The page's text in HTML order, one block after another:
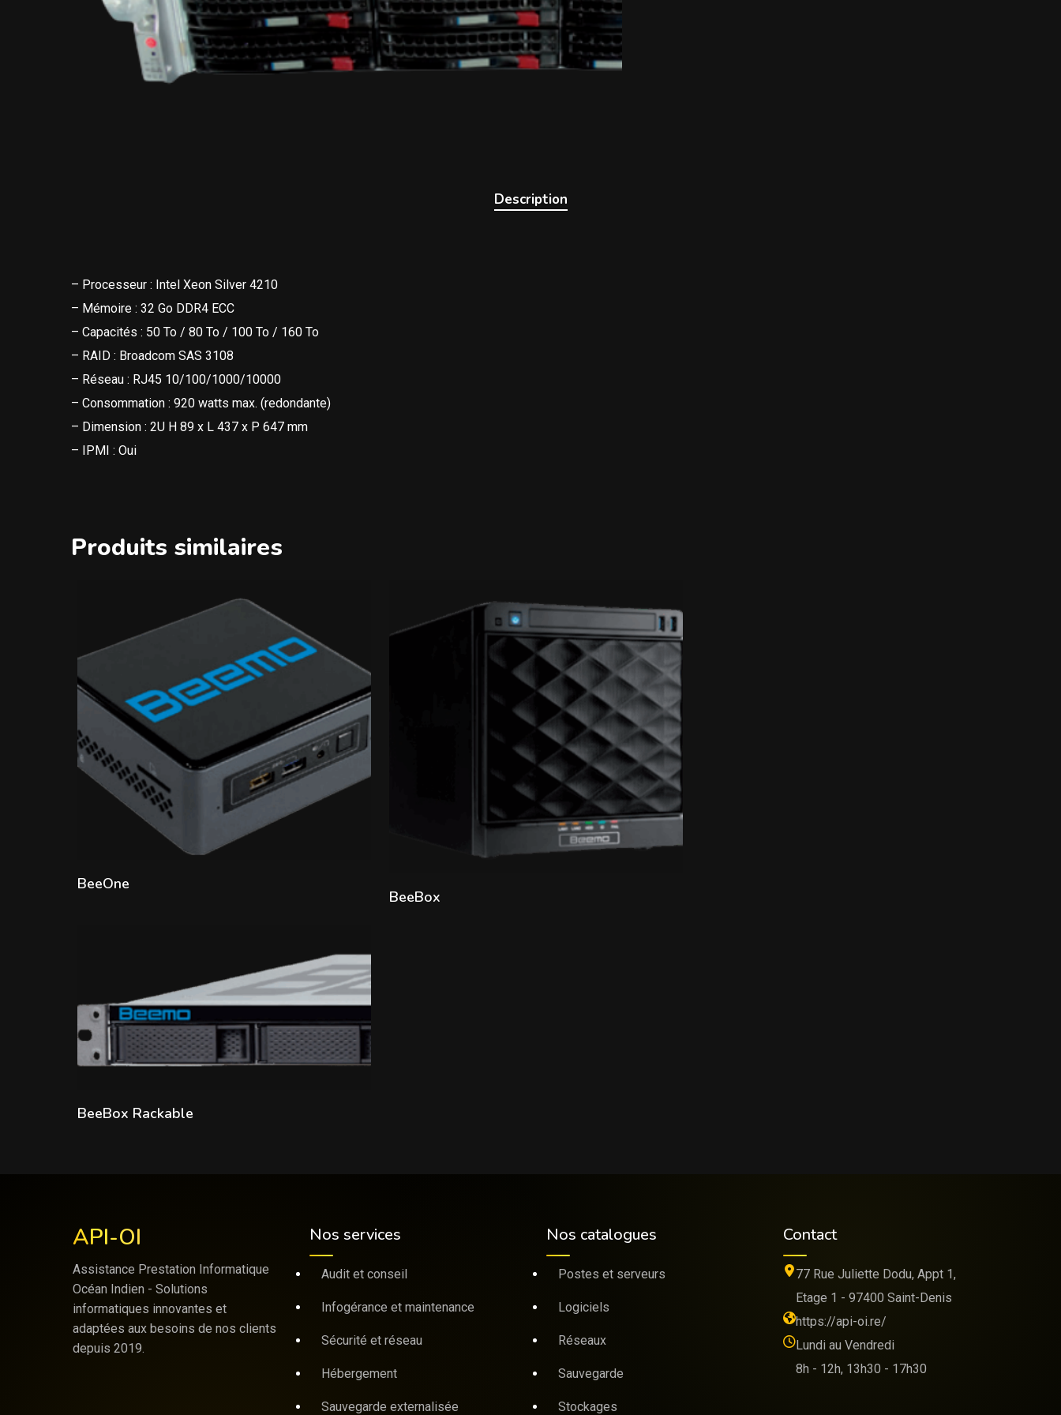
Description
– Processeur : Intel Xeon Silver 4210
– Mémoire : 32 Go DDR4 ECC
– Capacités : 50 To / 80 To / 100 To / 160 To
– RAID : Broadcom SAS 3108
– Réseau : RJ45 10/100/1000/10000
– Consommation : 920 watts max. (redondante)
– Dimension : 2U H 89 x L 437 x P 647 mm
– IPMI : Oui
Produits similaires
BeeOne
BeeBox
Lire la suite
BeeBox Rackable
API-OI
Assistance Prestation Informatique
Océan Indien - Solutions
informatiques innovantes et
adaptées aux besoins de nos clients
depuis 2019.
Nos services
Audit et conseil
Infogérance et maintenance
Sécurité et réseau
Hébergement
Sauvegarde externalisée
Nos catalogues
Postes et serveurs
Logiciels
Réseaux
Sauvegarde
Stockages
Contact
77 Rue Juliette Dodu, Appt 1,
Etage 1 - 97400 Saint-Denis
https://api-oi.re/
Lundi au Vendredi
8h - 12h, 13h30 - 17h30